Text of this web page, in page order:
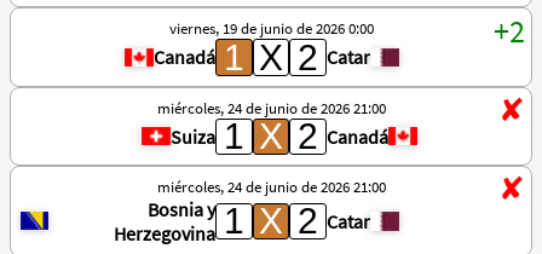
viernes, 19 de junio de 2026 0:00
Canadá Catar
miércoles, 24 de junio de 2026 21:00
Suiza Canadá
miércoles, 24 de junio de 2026 21:00
Bosnia y
Herzegovina
Catar